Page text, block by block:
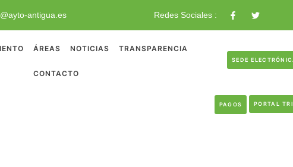
antigua.es Redes Sociales :
ÁREAS NOTICIAS TRANSPARENCIA
CONTACTO
SEDE
PAGOS PORTAL